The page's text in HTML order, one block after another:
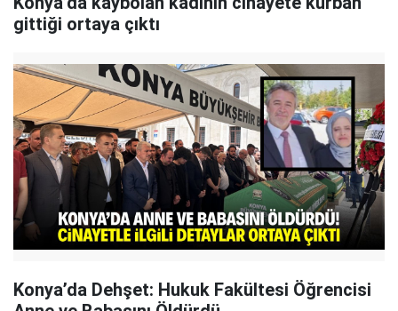
gittiği ortaya çıktı
Konya’da Dehşet: Hukuk Fakültesi Öğrencisi